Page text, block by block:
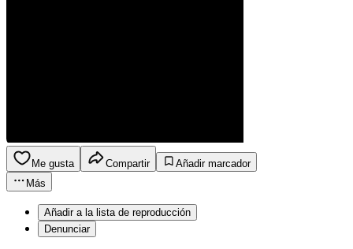
Me gusta Compartir
Añadir marcador
Más
Añadir a la lista de reproducción
Denunciar